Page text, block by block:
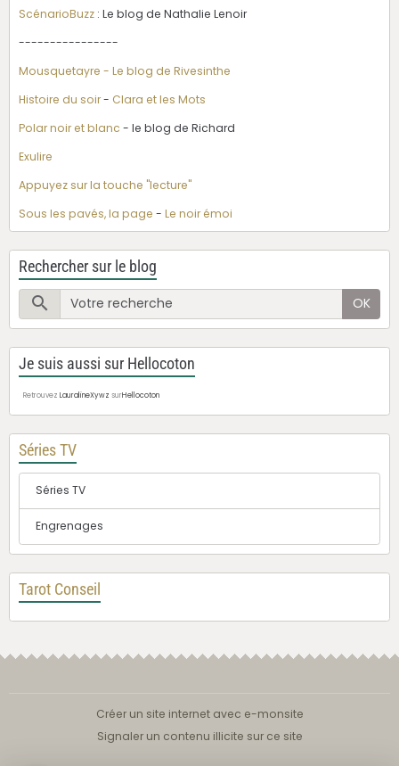
ScénarioBuzz : Le blog de Nathalie Lenoir
----------------
Mousquetayre - Le blog de Rivesinthe
Histoire du soir- Clara et les Mots
Polar noir et blanc - le blog de Richard
Exulire
Appuyez sur la touche "lecture"
Sous les pavés, la page - Le noir émoi
Rechercher sur le blog
OK
Je suis aussi sur Hellocoton
Retrouvez LauralineXywz surHellocoton
Séries TV
Séries TV
Engrenages
Tarot Conseil
Créer un site internet avec e-monsite
Signaler un contenu illicite sur ce site